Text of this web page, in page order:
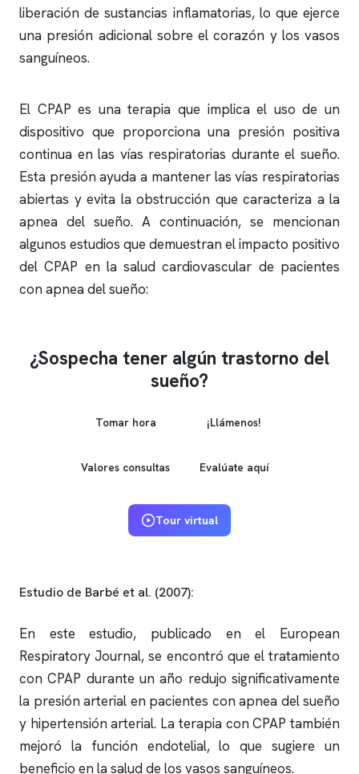
liberación de sustancias inflamatorias, lo que ejerce
una presión adicional sobre el corazón y los vasos
sanguíneos.
El CPAP es una terapia que implica el uso de un
dispositivo que proporciona una presión positiva
continua en las vías respiratorias durante el sueño.
Esta presión ayuda a mantener las vías respiratorias
abiertas y evita la obstrucción que caracteriza a la
apnea del sueño. A continuación, se mencionan
algunos estudios que demuestran el impacto positivo
del CPAP en la salud cardiovascular de pacientes
conapnea del sueño:
¿Sospecha tener algún trastorno del
sueño?
Tomar hora ¡Llámenos!
Valores consultas Evalúate aquí
Tour virtual
Estudio de Barbé et al. (2007):
En este estudio, publicado en el European
Respiratory Journal, se encontró que el tratamiento
con CPAP durante un año redujo significativamente
la presión arterial en pacientes conapnea del sueño
y hipertensión arterial. La terapia con CPAP también
mejoró la función endotelial, lo que sugiere un
beneficio en la salud de los vasos sanguíneos.